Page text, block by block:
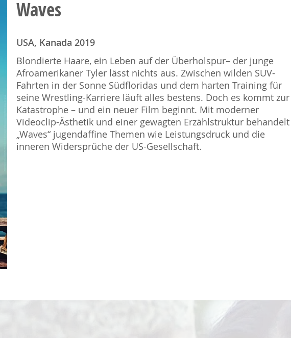
Waves
USA, Kanada 2019
Blondierte Haare, ein Leben auf der Überholspur– der junge
Afroamerikaner Tyler lässt nichts aus. Zwischen wilden SUV-
Fahrten in der Sonne Südfloridas und dem harten Training für
seine Wrestling-Karriere läuft alles bestens. Doch es kommt zur
Katastrophe – und ein neuer Film beginnt. Mit moderner
Videoclip-Ästhetik und einer gewagten Erzählstruktur behandelt
„Waves“ jugendaffine Themen wie Leistungsdruck und die
inneren Widersprüche der US-Gesellschaft.